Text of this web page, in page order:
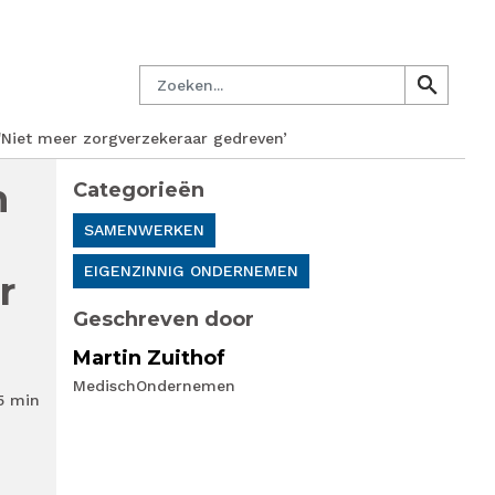
Zoeken
search
search
meer zorgverzekeraar gedreven’
min
Categorieën
SAMENWERKEN
EIGENZINNIG ONDERNEMEN
Geschreven door
Martin Zuithof
MedischOndernemen